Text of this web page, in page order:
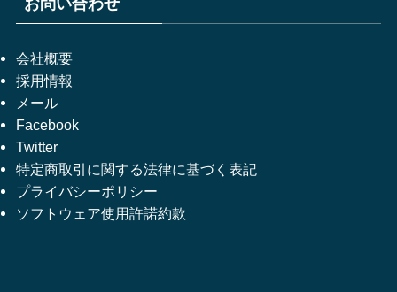
お問い合わせ
会社概要
採用情報
メール
Facebook
Twitter
特定商取引に関する法律に基づく表記
プライバシーポリシー
ソフトウェア使用許諾約款